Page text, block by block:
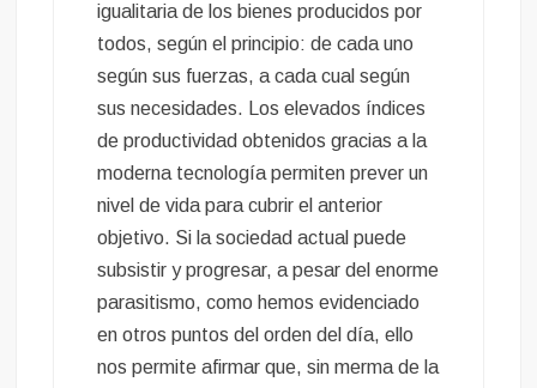
igualitaria de los bienes producidos por
todos, según el principio: de cada uno
según sus fuerzas, a cada cual según
sus necesidades. Los elevados índices
de productividad obtenidos gracias a la
moderna tecnología permiten prever un
nivel de vida para cubrir el anterior
objetivo. Si la sociedad actual puede
subsistir y progresar, a pesar del enorme
parasitismo, como hemos evidenciado
en otros puntos del orden del día, ello
nos permite afirmar que, sin merma de la